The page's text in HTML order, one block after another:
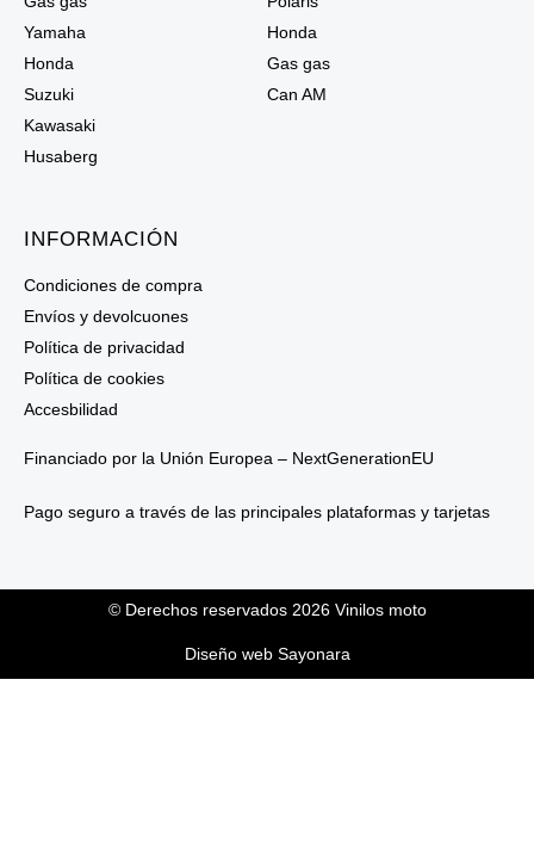
Yamaha
Honda
Suzuki
Kawasaki
Husaberg
Honda
Gas gas
Can AM
INFORMACIÓN
Condiciones de compra
Envíos y devolcuones
Política de privacidad
Política de cookies
Accesbilidad
Financiado por la Unión Europea – NextGenerationEU
Pago seguro a través de las principales plataformas y tarjetas
© Derechos reservados 2026 Vinilos moto
Diseño web Sayonara